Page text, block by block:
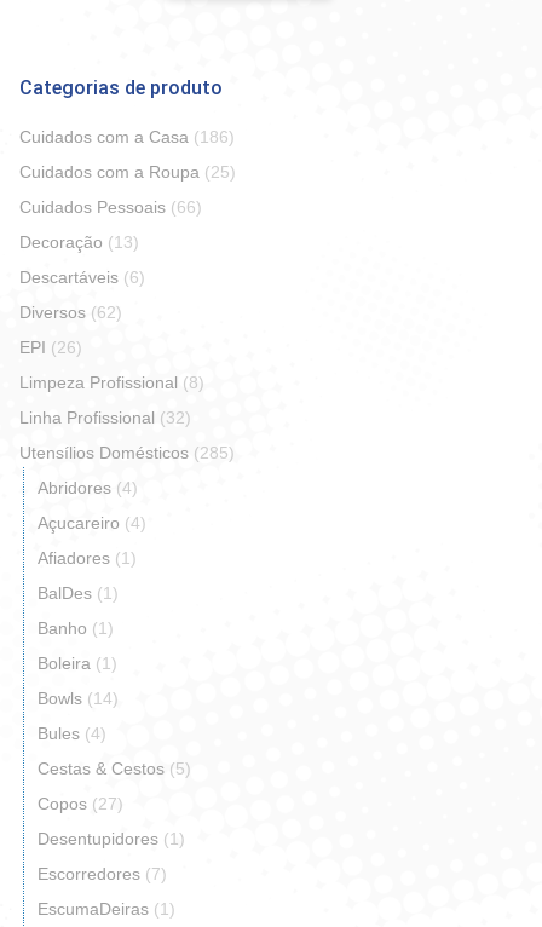
Categorias de produto
Cuidados com a Casa (186)
Cuidados com a Roupa (25)
Cuidados Pessoais (66)
Decoração (13)
Descartáveis (6)
Diversos (62)
EPI (26)
Limpeza Profissional (8)
Linha Profissional (32)
Utensílios Domésticos (285)
Abridores (4)
Açucareiro (4)
Afiadores (1)
BalDes (1)
Banho (1)
Boleira (1)
Bowls (14)
Bules (4)
Cestas & Cestos (5)
Copos (27)
Desentupidores (1)
Escorredores (7)
EscumaDeiras (1)